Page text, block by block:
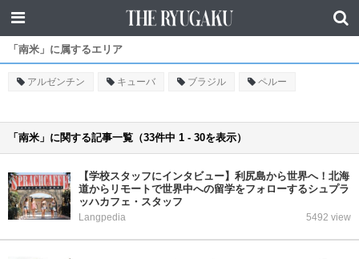
「南米」に属するエリア
アルゼンチン キューバ ブラジル ペルー
「南米」に関する記事一覧（33件中 1 - 30を表示）
【学校スタッフにインタビュー】利尻島から世界へ！北海
道からリモートで世界中への留学をフォローするシュプラ
ッハカフェ・スタッフ
Langpedia 5492 view